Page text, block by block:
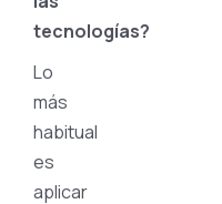
tecnologías?
Lo
más
habitual
es
aplicar